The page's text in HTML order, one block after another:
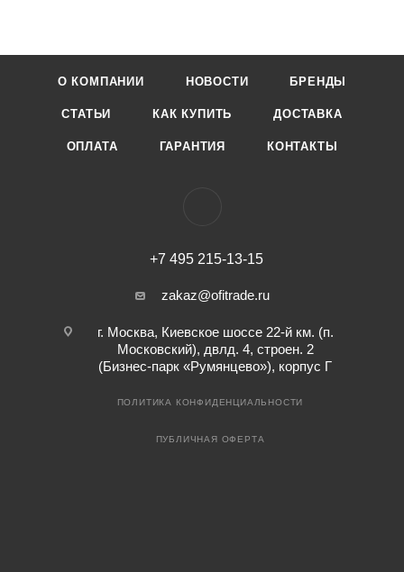
О КОМПАНИИ НОВОСТИ БРЕНДЫ
СТАТЬИ КАК КУПИТЬ ДОСТАВКА
ОПЛАТА ГАРАНТИЯ КОНТАКТЫ
+7 495 215-13-15
zakaz@ofitrade.ru
г. Москва, Киевское шоссе 22-й км. (п.
Московский), двлд. 4, строен. 2
(Бизнес-парк «Румянцево»), корпус Г
ПОЛИТИКА КОНФИДЕНЦИАЛЬНОСТИ
ПУБЛИЧНАЯ ОФЕРТА